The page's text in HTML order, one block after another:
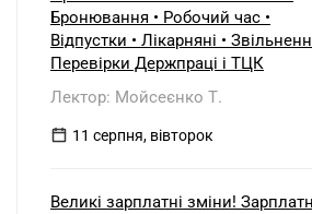
Бронювання • Робочий час •
Відпустки • Лікарняні •
Перевірки Держпраці і ТЦК
Лектор: Мойсеєнко Т.
11 серпня, вівторок
Великі зарплатні зміни!